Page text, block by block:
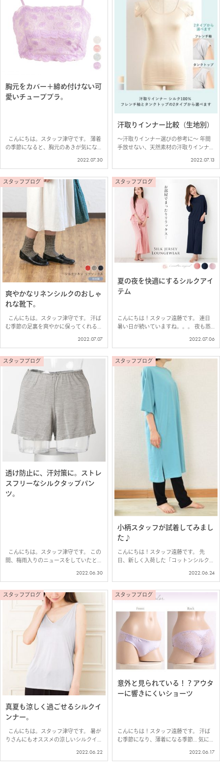
胸元をカバー＋締め付けない可
愛いチューブブラ。
こんにちは。スタッフ津守です。 薄着
の季節になると、胸元のあきが気になっ
元を上品にカバーしてくれ…
2022.07.30
汗取りインナー比較（生地別）
～汗取りインナー選びの参考に～ 年間
手放せない、天然素材の汗取りインナ
ね。 快適に着られて、アウターにひび
きにく…
2022.07.13
スタッフブログ
爽やかなリネンシルクのおしゃ
れな靴下。
こんにちは。スタッフ津守です。 汗ば
む季節の足裏を爽やかに保ってくれる、
爽やかで心地いい。 リネ…
2022.07.07
スタッフブログ
夏の夜を快適にするシルクアイ
テム
こんにちは！スタッフ遠藤です。 連日
暑い日が続いていますね。。。 夜も蒸
ぐっすり熟睡とはいかな…
2022.07.06
スタッフブログ
透け防止に、汗対策に。ストレ
スフリーなシルクタップパン
ツ。
こんにちは。スタッフ津守です。 この
間、梅雨入りのニュースをしていたと思
汗をかいてもサラサラ…
2022.06.30
スタッフブログ
小柄スタッフが試着してみまし
た♪
こんにちは！スタッフ遠藤です。 先
日、新しく入荷した「コットンシルク
小柄な方は自分の体型に合うのかも 悩
2022.06.24
スタッフブログ
真夏も涼しく過ごせるシルクイ
ンナー。
こんにちは。スタッフ津守です。 暑が
りさんにもオススメの涼しいシルクイン
2022.06.22
スタッフブログ
意外と見られている！？アウタ
ーに響きにくいショーツ
こんにちは！スタッフ遠藤です。 汗ば
む季節になり、薄着になる季節… 気にな
2022.06.17